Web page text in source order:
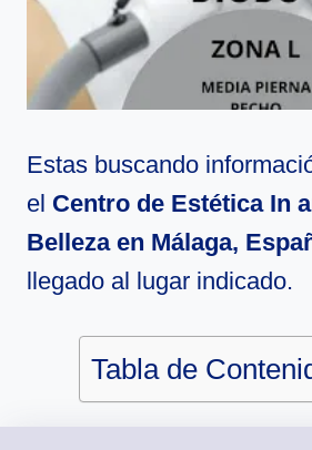
Estas buscando
el Centro de Estética In
Belleza en Málaga,
llegado al lugar indicado.
Tabla de